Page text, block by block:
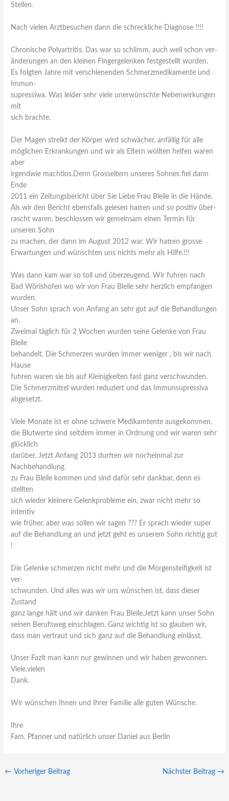
Stellen.
Nach vielen Arztbesuchen dann die schreckliche Diagnose !!!!
Chronische Polyartritis. Das war so schlimm, auch weil schon ver-
änderungen an den kleinen Fingergelenken festgestellt wurden.
Es folgten Jahre mit verschienenden Schmerzmedikamente und
Immun-
supressiwa. Was leider sehr viele unerwünschte Nebenwirkungen
mit
sich brachte.
Der Magen streikt der Körper wird schwächer, anfällig für alle
möglichen Erkrankungen und wir als Eltern wollten helfen waren
aber
irgendwie machtlos.Denn Grosseltern unseres Sohnes fiel dann
Ende
2011 ein Zeitungsbericht über Sie Liebe Frau Bleile in die Hände.
Als wir den Bericht ebensfalls gelesen hatten und so positiv über-
rascht waren, beschlossen wir gemeinsam einen Termin für
unseren Sohn
zu machen, der dann im August 2012 war. Wir hatten grosse
Erwartungen und wünschten uns nichts mehr als Hilfe.!!!
Was dann kam war so toll und überzeugend. Wir fuhren nach
Bad Wörishofen wo wir von Frau Bleile sehr herzlich empfangen
wurden.
Unser Sohn sprach von Anfang an sehr gut auf die Behandlungen
an.
Zweimal täglich für 2 Wochen wurden seine Gelenke von Frau
Bleile
behandelt. Die Schmerzen wurden immer weniger , bis wir nach
Hause
fuhren waren sie bis auf Kleinigkeiten fast ganz verschwunden.
Die Schmerzmittel wurden reduziert und das Immunsupressiva
abgesetzt.
Viele Monate ist er ohne schwere Medikamtente ausgekommen,
die Blutwerte sind seitdem immer in Ordnung und wir waren sehr
glücklich
darüber. Jetzt Anfang 2013 durften wir nocheinmal zur
Nachbehandlung
zu Frau Bleile kommen und sind dafür sehr dankbar, denn es
stellten
sich wieder kleinere Gelenkprobleme ein, zwar nicht mehr so
intentiv
wie früher, aber was sollen wir sagen ??? Er sprach wieder super
auf die Behandlung an und jetzt geht es unserem Sohn richtig gut
!
Die Gelenke schmerzen nicht mehr und die Morgensteifigkeit ist
ver-
schwunden. Und alles was wir uns wünschen ist, dass dieser
Zustand
ganz lange hält und wir danken Frau Bleile.Jetzt kann unser Sohn
seinen Berufsweg einschlagen. Ganz wichtig ist so glauben wir,
dass man vertraut und sich ganz auf die Behandlung einlässt.
Unser Fazit man kann nur gewinnen und wir haben gewonnen.
Viele,vielen
Dank.
Wir wünschen Ihnen und Ihrer Familie alle guten Wünsche.
Ihre
Fam. Pfanner und natürlich unser Daniel aus Berlin
← Vorheriger Beitrag Nächster Beitrag →